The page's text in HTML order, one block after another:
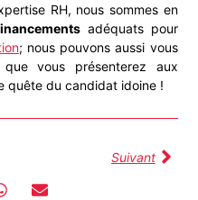
RH, nous sommes en
adéquats pour
; nous pouvons aussi vous
vous présenterez aux
quête du candidat idoine !
Suivant